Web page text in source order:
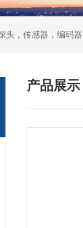
头，传感器，编码器
产品展示